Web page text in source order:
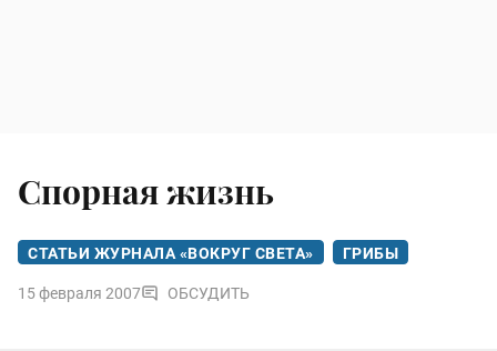
Спорная жизнь
СТАТЬИ ЖУРНАЛА «ВОКРУГ СВЕТА» ГРИБЫ
15 февраля 2007 ОБСУДИТЬ